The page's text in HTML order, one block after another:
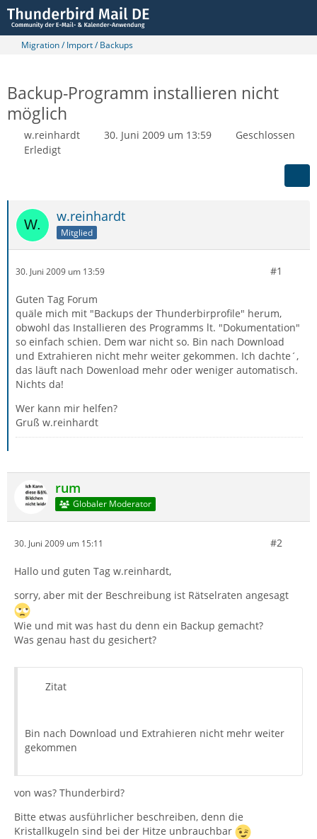
Migration / Import / Backups
Backup-Programm installieren nicht
möglich
w.reinhardt 30. Juni 2009 um 13:59
Geschlossen
Erledigt
w.reinhardt
Mitglied
30. Juni 2009 um 13:59 #1
Guten Tag Forum
quäle mich mit "Backups der Thunderbirprofile" herum,
obwohl das Installieren des Programms lt. "Dokumentation"
so einfach schien. Dem war nicht so. Bin nach Download
und Extrahieren nicht mehr weiter gekommen. Ich dachte´,
das läuft nach Dowenload mehr oder weniger automatisch.
Nichts da!
Wer kann mir helfen?
Gruß w.reinhardt
rum
Globaler Moderator
30. Juni 2009 um 15:11 #2
Hallo und guten Tag w.reinhardt,
sorry, aber mit der Beschreibung ist Rätselraten angesagt
Wie und mit was hast du denn ein Backup gemacht?
Was genau hast du gesichert?
Zitat
Bin nach Download und Extrahieren nicht mehr weiter
gekommen
von was? Thunderbird?
Bitte etwas ausführlicher beschreiben, denn die
Kristallkugeln sind bei der Hitze unbrauchbar